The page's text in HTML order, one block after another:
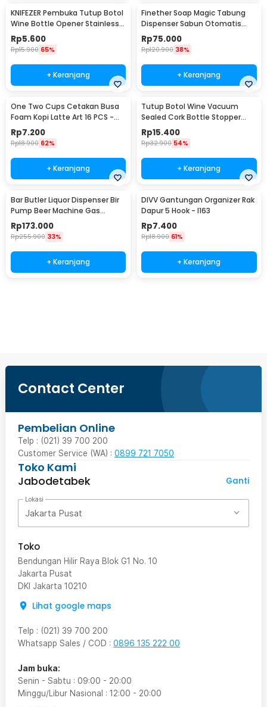
KNIFEZER Pembuka Tutup Botol
Wine Bottle Opener Stainless
Steel - WS01
Rp5.600
Rp15.900 65%
+ Keranjang
Finether Soap Magic Tabung
Dispenser Sabun Otomatis
400ml - AD-03
Rp75.000
Rp120.900 38%
+ Keranjang
One Two Cups Cetakan Busa
Foam Kopi Latte Art 16 PCS -
JJYE01
Rp7.200
Rp18.900 62%
+ Keranjang
Tutup Botol Wine Vacuum
Sealed Cork Bottle Stopper
Stainless Steel - G94529
Rp15.400
Rp32.900 54%
+ Keranjang
Bar Butler Liquor Dispenser Bir
Pump Beer Machine Gas
Station 900ml - P-36
Rp173.000
Rp255.900 33%
+ Keranjang
DIVV Gantungan Organizer Rak
Dapur 5 Hook - I163
Rp7.400
Rp18.900 61%
+ Keranjang
Contact Center
Pembelian Online
Telp : (021) 39 700 200
Customer Service (WA) : 0899 721 7050
Toko Kami
Jabodetabek
Ganti
Lokasi
Jakarta Pusat
Toko
Bendungan Hilir Raya Blok G1 No. 10
Jakarta Pusat
DKI Jakarta 10210
Lihat google maps
Telp : (021) 39 700 200
Whatsapp Sales / COD : 0896 135 222 00
Jam buka:
Senin - Sabtu : 09:00 - 20:00
Minggu/Libur Nasional : 12:00 - 20:00